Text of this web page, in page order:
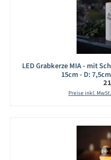
LED Grabkerze MIA - mit
15cm - D:
Preise inkl.